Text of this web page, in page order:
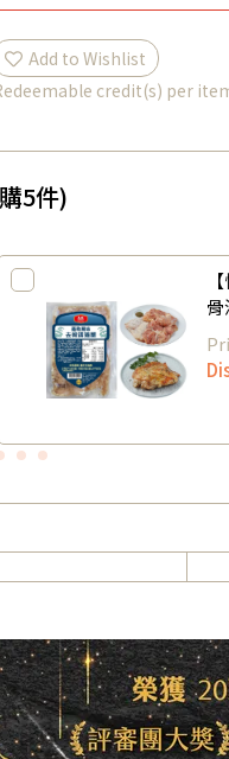
Add to Wishlist
credit(s) per
5件)